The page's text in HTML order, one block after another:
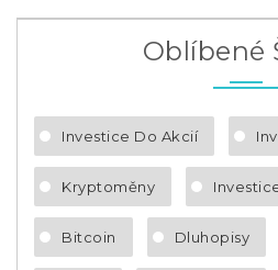
Oblíbené
Investice Do Akcií
Kryptoměny
Bitcoin Dluhopisy